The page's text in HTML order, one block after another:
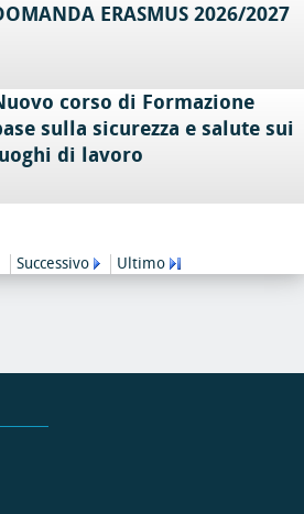
ERASMUS 2026/2027
corso di Formazione
sulla sicurezza e salute sui
di lavoro
Successivo Ultimo